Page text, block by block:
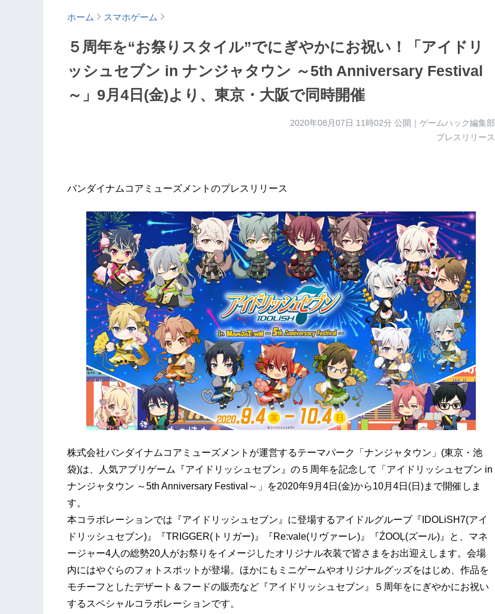
ホーム スマホゲーム
５周年を“お祭りスタイル”でにぎやかにお祝い！「アイドリ
ッシュセブン in ナンジャタウン ～5th Anniversary Festival
～」9月4日(金)より、東京・大阪で同時開催
2020年08月07日 11時02分 公開｜ゲームハック編集部
プレスリリース
バンダイナムコアミューズメントのプレスリリース
株式会社バンダイナムコアミューズメントが運営するテーマパーク「ナンジャタウン」(東京・池
袋)は、人気アプリゲーム『アイドリッシュセブン』の５周年を記念して「アイドリッシュセブン in
ナンジャタウン ～5th Anniversary Festival～」を2020年9月4日(金)から10月4日(日)まで開催しま
す。
本コラボレーションでは『アイドリッシュセブン』に登場するアイドルグループ『IDOLiSH7(アイ
ドリッシュセブン)』『TRIGGER(トリガー)』『Re:vale(リヴァーレ)』『ŹOOĻ(ズール)』と、マネ
ージャー4人の総勢20人がお祭りをイメージしたオリジナル衣装で皆さまをお出迎えします。会場
内にはやぐらのフォトスポットが登場。ほかにもミニゲームやオリジナルグッズをはじめ、作品を
モチーフとしたデザート＆フードの販売など『アイドリッシュセブン』５周年をにぎやかにお祝い
するスペシャルコラボレーションです。